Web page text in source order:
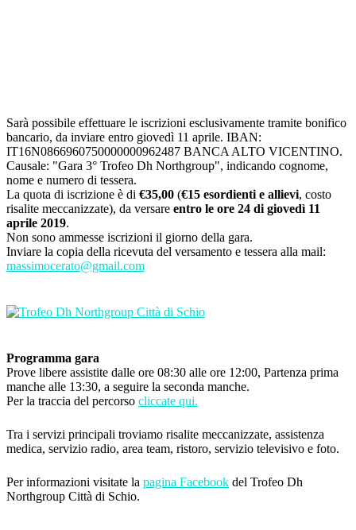
Sarà possibile effettuare le iscrizioni esclusivamente tramite bonifico
bancario, da inviare entro giovedì 11 aprile. IBAN:
IT16N0866960750000000962487 BANCA ALTO VICENTINO.
Causale: "Gara 3° Trofeo Dh Northgroup", indicando cognome,
nome e numero di tessera.
La quota di iscrizione è di €35,00 (€15 esordienti e allievi, costo
risalite meccanizzate), da versare entro le ore 24 di giovedì 11
aprile 2019.
Non sono ammesse iscrizioni il giorno della gara.
Inviare la copia della ricevuta del versamento e tessera alla mail:
massimocerato@gmail.com
Programma gara
Prove libere assistite dalle ore 08:30 alle ore 12:00, Partenza prima
manche alle 13:30, a seguire la seconda manche.
Per la traccia del percorso cliccate qui.
Tra i servizi principali troviamo risalite meccanizzate, assistenza
medica, servizio radio, area team, ristoro, servizio televisivo e foto.
Per informazioni visitate la pagina Facebook del Trofeo Dh
Northgroup Città di Schio.